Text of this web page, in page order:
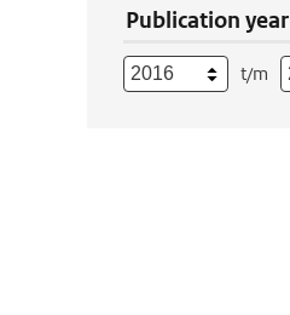
Publication year
t/m